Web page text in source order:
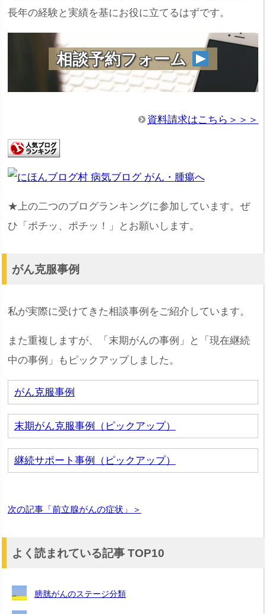
長年の経験と実績を基にお役に立てるはずです。
相談予約フォーム
資料請求はこちら＞＞＞
★上の二つのブログランキングに参加しています。ぜ
ひ「ポチッ、ポチッ！」とお願いします。
がん克服事例
私が実際に受けてきた相談事例をご紹介しています。
また重複しますが、「末期がんの事例」と「現在継続
中の事例」もピックアップしました。
がん克服事例
末期がん克服事例（ピックアップ）
継続サポート事例（ピックアップ）
次の記事「前立腺がんの症状」＞
よく読まれている記事 TOP10
膀胱がんのステージ分類